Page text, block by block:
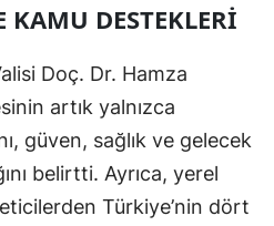
KAMU DESTEKLERI
Doç. Dr. Hamza
artık yalnızca
güven, sağlık ve gelecek
belirtti. Ayrıca, yerel
Türkiye’nin dört